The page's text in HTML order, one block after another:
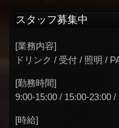
スタッフ募集中
[業務内容]
ドリンク / 受付 / 照明 /
[勤務時間]
9:00-15:00 / 15:00-23:00 /
[時給]